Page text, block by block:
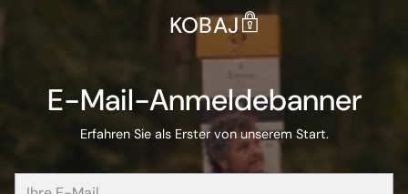
KOBAJ
E-Mail-Anmeldebanner
Erfahren Sie als Erster von unserem Start.